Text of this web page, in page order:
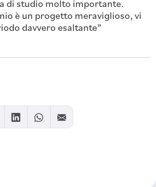
di studio molto importante.
è un progetto meraviglioso, vi
davvero esaltante”